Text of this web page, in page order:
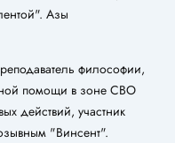
Азы
философии,
помощи в зоне СВО
действий, участник
"Винсент".